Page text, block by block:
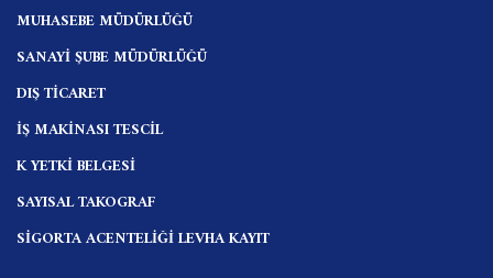
MUHASEBE MÜDÜRLÜĞÜ
SANAYİ ŞUBE MÜDÜRLÜĞÜ
DIŞ TİCARET
İŞ MAKİNASI TESCİL
K YETKİ BELGESİ
SAYISAL TAKOGRAF
SİGORTA ACENTELİĞİ LEVHA KAYIT